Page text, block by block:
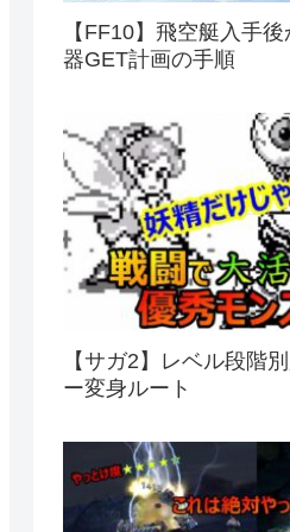
【FF10】飛空艇入手
器GET計画の手順
【サガ2】レベル段階
ー変身ルート